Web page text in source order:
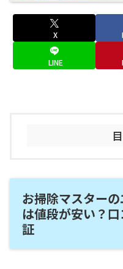
X
LINE
お掃除マスター
は値段が安い？
証